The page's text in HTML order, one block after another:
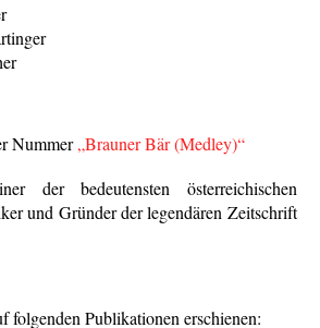
Nummer„Brauner Bär (Medley)“
der bedeutensten österreichischen
und Gründer der legendären Zeitschrift
folgenden Publikationen erschienen: